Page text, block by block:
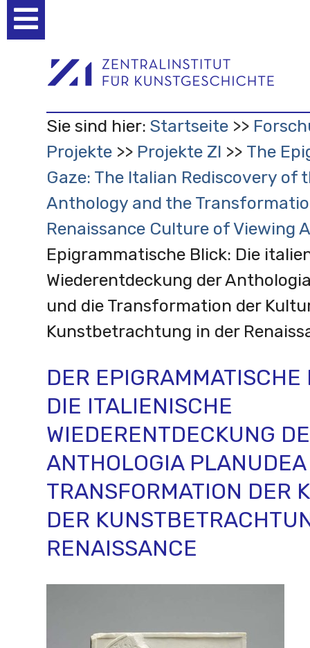
Werkzeuge
Sie sind hier: Startseite
Projekte
Projekte ZI
The
Gaze: The Italian Rediscovery of
Anthology and the
Renaissance Culture of Viewing
Epigrammatische Blick: Die
Wiederentdeckung der
und die Transformation der
Kunstbetrachtung in der
DER EPIGRAMMATISCHE
DIE ITALIENISCHE
WIEDERENTDECKUNG
ANTHOLOGIA
TRANSFORMATION DER
DER
RENAISSANCE